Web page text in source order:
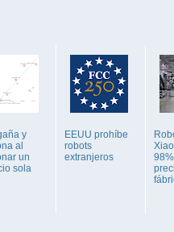
y
al
un
sola
EEUU prohíbe
robots
extranjeros